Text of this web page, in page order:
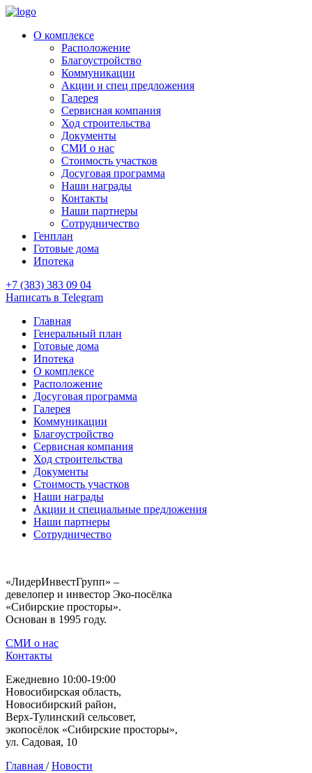
О комплексе
Расположение
Благоустройство
Коммуникации
Акции и спец предложения
Галерея
Сервисная компания
Ход строительства
Документы
СМИ о нас
Стоимость участков
Досуговая программа
Наши награды
Контакты
Наши партнеры
Сотрудничество
Генплан
Готовые дома
Ипотека
+7 (383) 383 09 04
Написать в Telegram
Главная
Генеральный план
Готовые дома
Ипотека
О комплексе
Расположение
Досуговая программа
Галерея
Коммуникации
Благоустройство
Сервисная компания
Ход строительства
Документы
Стоимость участков
Наши награды
Акции и специальные предложения
Наши партнеры
Сотрудничество
«ЛидерИнвестГрупп» –
девелопер и инвестор Эко-посёлка
«Сибирские просторы».
Основан в 1995 году.
СМИ о нас
Контакты
Ежедневно 10:00-19:00
Новосибирская область,
Новосибирский район,
Верх-Тулинский сельсовет,
экопосёлок «Сибирские просторы»,
ул. Садовая, 10
Главная / Новости